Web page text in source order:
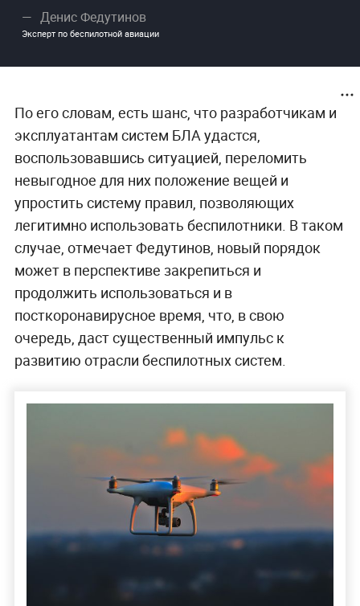
Денис Федутинов
Эксперт по беспилотной авиации
По его словам, есть шанс, что разработчикам и
эксплуатантам систем БЛА удастся,
воспользовавшись ситуацией, переломить
невыгодное для них положение вещей и
упростить систему правил, позволяющих
легитимно использовать беспилотники. В таком
случае, отмечает Федутинов, новый порядок
может в перспективе закрепиться и
продолжить использоваться и в
посткоронавирусное время, что, в свою
очередь, даст существенный импульс к
развитию отрасли беспилотных систем.